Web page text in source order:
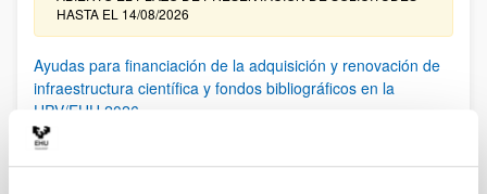
HASTA EL 14/08/2026
Ayudas para financiación de la adquisición y renovación de
infraestructura científica y fondos bibliográficos en la
UPV/EHU 2026
25/03/2026: Corrección de errores del listado provisional de